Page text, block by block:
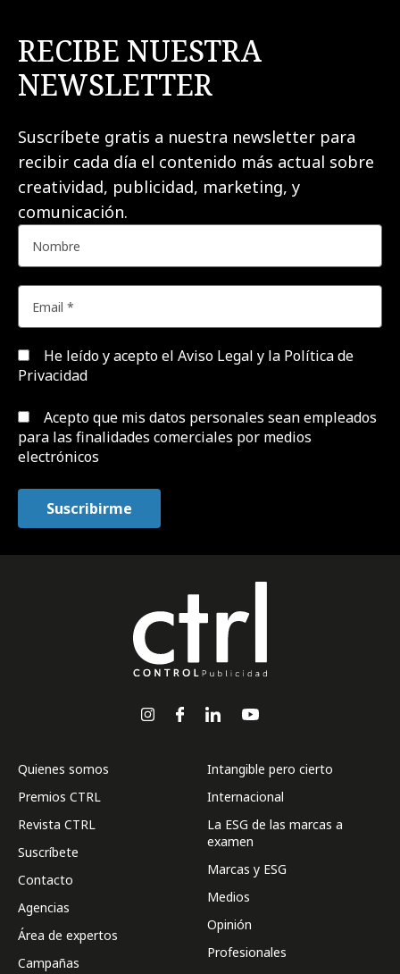
RECIBE NUESTRA
NEWSLETTER
Suscríbete gratis a nuestra newsletter para
recibir cada día el contenido más actual sobre
creatividad, publicidad, marketing, y
comunicación.
He leído y acepto el Aviso Legal y la Política de
Privacidad
Acepto que mis datos personales sean empleados
para las finalidades comerciales por medios
electrónicos
Quienes somos
Premios CTRL
Revista CTRL
Suscríbete
Contacto
Agencias
Área de expertos
Campañas
Intangible pero cierto
Internacional
La ESG de las marcas a
examen
Marcas y ESG
Medios
Opinión
Profesionales